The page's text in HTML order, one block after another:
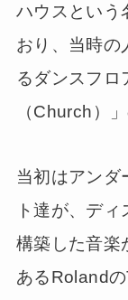
ハウスという
おり、当時の
るダンスフロ
（Church）
当初はアンダ
ト達が、デ
構築した音楽
あるRoland